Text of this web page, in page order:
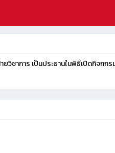
วิชาการ เป็นประธานในพิธีเปิดกิจกกร